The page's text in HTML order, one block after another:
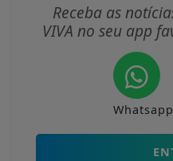
Receba as
VIVA no seu app
Whatsapp